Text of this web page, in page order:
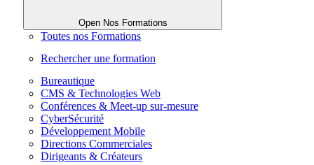
Open Nos Formations
Toutes nos Formations
Rechercher une formation
Bureautique
CMS & Technologies Web
Conférences & Meet-up sur-mesure
CyberSécurité
Développement Mobile
Directions Commerciales
Dirigeants & Créateurs